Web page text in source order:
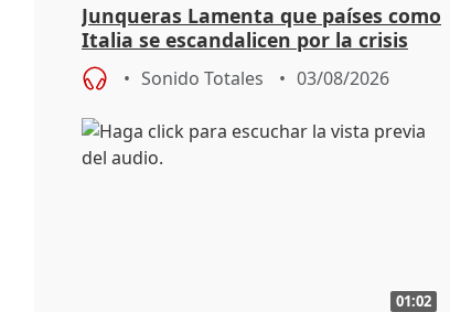
Junqueras Lamenta que países como
Italia se escandalicen por la crisis
migratoria
Sonido Totales 03/08/2026
01:02